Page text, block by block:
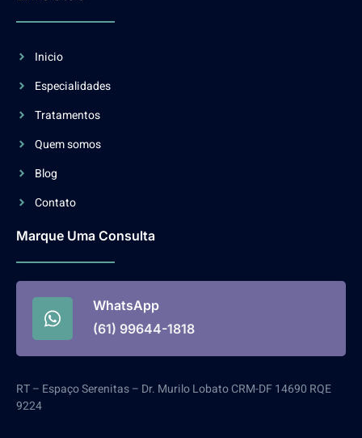
Inicio
Especialidades
Tratamentos
Quem somos
Blog
Contato
Marque Uma Consulta
WhatsApp
(61) 99644-1818
RT – Espaço Serenitas – Dr. Murilo Lobato CRM-DF 14690 RQE
9224